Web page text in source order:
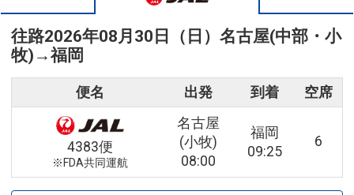
往路2026年08月30日（日） 名古屋(中部・小
牧) →福岡
便名 出発 到着 空席
4383便
※FDA共同運航
名古屋
(小牧)
08:00
福岡
09:25
6